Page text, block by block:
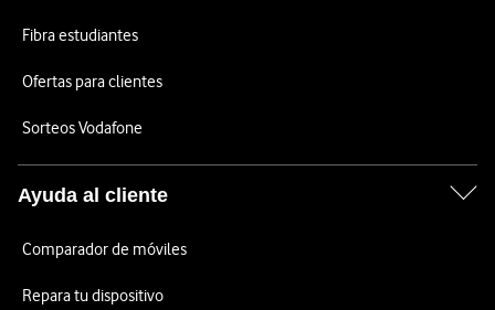
Fibra estudiantes
Ofertas para clientes
Sorteos Vodafone
Ayuda al cliente
Comparador de móviles
Repara tu dispositivo